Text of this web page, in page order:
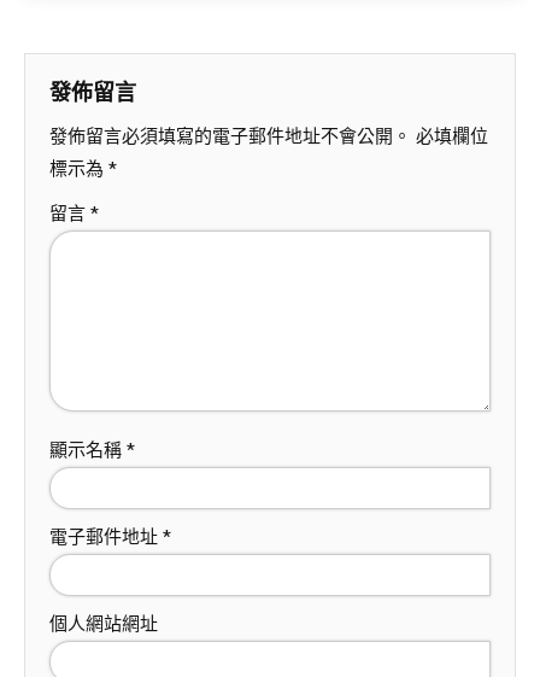
發佈留言
發佈留言必須填寫的電子郵件地址不會公開。 必填欄位
標示為 *
留言 *
顯示名稱 *
電子郵件地址 *
個人網站網址